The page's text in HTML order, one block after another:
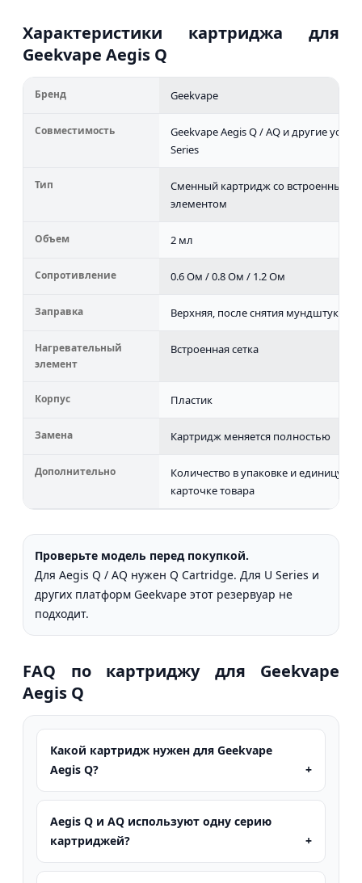
Характеристики картриджа для
Geekvape Aegis Q
Бренд Geekvape
Совместимость
Geekvape Aegis Q / AQ и другие
Series
Тип
Сменный картридж со встроенным
элементом
Объем 2 мл
Сопротивление 0.6 Ом / 0.8 Ом / 1.2 Ом
Заправка Верхняя, после снятия мундштука
Нагревательный
элемент
Встроенная сетка
Корпус Пластик
Замена Картридж меняется полностью
Дополнительно
Количество в упаковке и единицу
карточке товара
Проверьте модель перед покупкой.
Для Aegis Q / AQ нужен Q Cartridge. Для U Series и
других платформ Geekvape этот резервуар не
подходит.
FAQ по картриджу для Geekvape
Aegis Q
Какой картридж нужен для Geekvape
Aegis Q?
Aegis Q и AQ используют одну серию
картриджей?